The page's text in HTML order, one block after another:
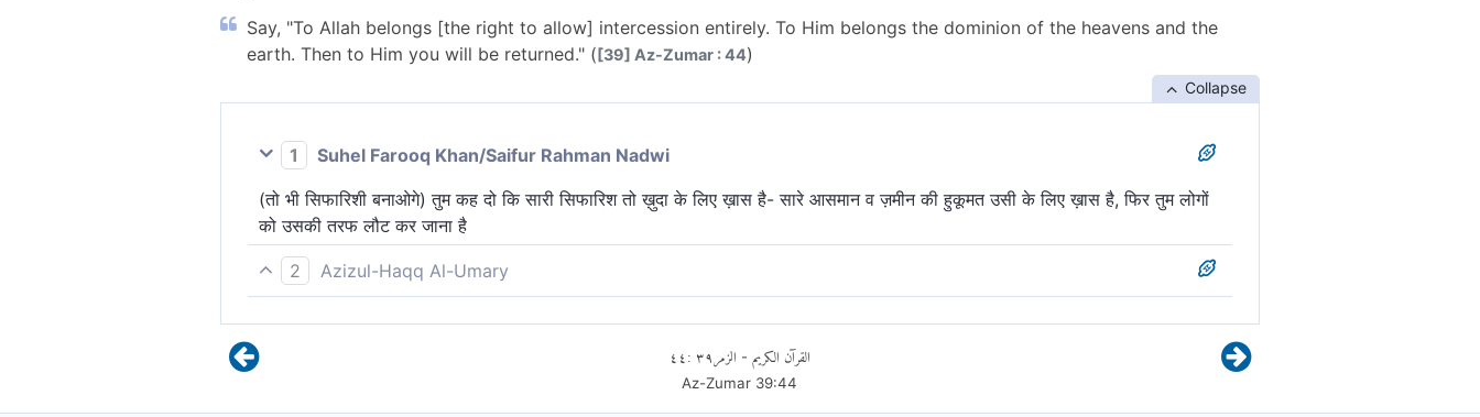
Say, "To Allah belongs [the right to allow] intercession entirely. To Him belongs the dominion of the heavens and the
earth. Then to Him you will be returned." ([39] Az-Zumar : 44)
Collapse
1
Suhel Farooq Khan/Saifur Rahman Nadwi
(तो भी सिफारिशी बनाओगे) तुम कह दो कि सारी सिफारिश तो ख़ुदा के लिए ख़ास है- सारे आसमान व ज़मीन की हुकूमत उसी के लिए ख़ास है, फिर तुम लोगों
को उसकी तरफ लौट कर जाना है
2
Azizul-Haqq Al-Umary
القرآن الكريم - الزمر٣٩:٤٤
Az-Zumar 39:44